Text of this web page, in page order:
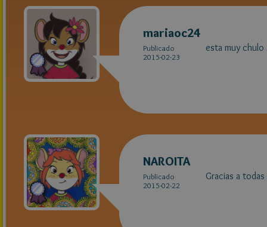
mariaoc24
Publicado
2015-02-23
esta muy
NAROITA
Publicado
2015-02-22
Gracias a